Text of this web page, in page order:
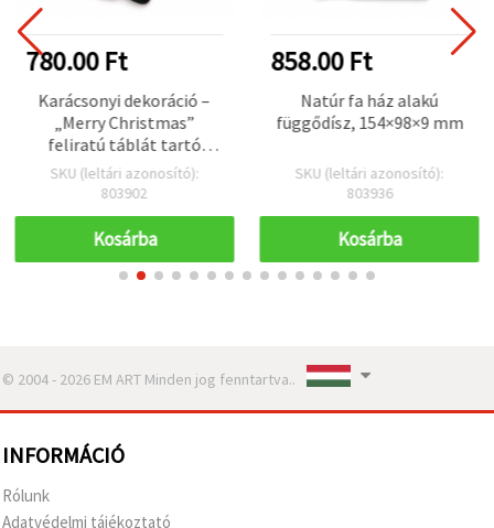
780.00 Ft
Karácsonyi dekoráció –
„Merry Christmas”
feliratú táblát tartó
Mikulás figura, 13x37 cm
SKU (leltári azonosító):
803902
Kosárba
858.00 Ft
Natúr fa ház alakú
függődísz, 154×98×9 mm
SKU (leltári azonosító):
803936
Kosárba
© 2004 - 2026 EM ART Minden jog fenntartva..
INFORMÁCIÓ
Rólunk
Adatvédelmi tájékoztató